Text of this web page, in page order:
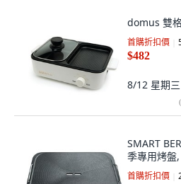
domus 雙
首購折扣價
$482
8/12 星期三
(
SMART
季專用烤盤,
首購折扣價